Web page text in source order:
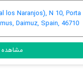
Spain, 46710